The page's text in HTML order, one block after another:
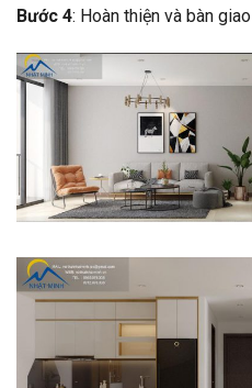
Bước 4: Hoàn thiện và bàn giao